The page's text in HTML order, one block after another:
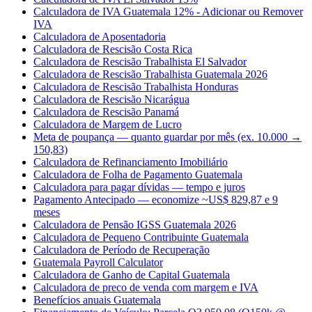
Calculadora de IVA Guatemala 12% - Adicionar ou Remover
IVA
Calculadora de Aposentadoria
Calculadora de Rescisão Costa Rica
Calculadora de Rescisão Trabalhista El Salvador
Calculadora de Rescisão Trabalhista Guatemala 2026
Calculadora de Rescisão Trabalhista Honduras
Calculadora de Rescisão Nicarágua
Calculadora de Rescisão Panamá
Calculadora de Margem de Lucro
Meta de poupança — quanto guardar por mês (ex. 10.000 →
150,83)
Calculadora de Refinanciamento Imobiliário
Calculadora de Folha de Pagamento Guatemala
Calculadora para pagar dívidas — tempo e juros
Pagamento Antecipado — economize ~US$ 829,87 e 9
meses
Calculadora de Pensão IGSS Guatemala 2026
Calculadora de Pequeno Contribuinte Guatemala
Calculadora de Período de Recuperação
Guatemala Payroll Calculator
Calculadora de Ganho de Capital Guatemala
Calculadora de preco de venda com margem e IVA
Benefícios anuais Guatemala